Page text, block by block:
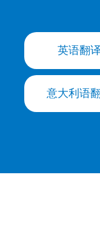
英语翻译
意大利语